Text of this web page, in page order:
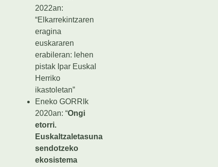
2022an:
“Elkarrekintzaren
eragina
euskararen
erabileran: lehen
pistak Ipar Euskal
Herriko
ikastoletan”
Eneko GORRIk
2020an: “Ongi
etorri.
Euskaltzaletasuna
sendotzeko
ekosistema